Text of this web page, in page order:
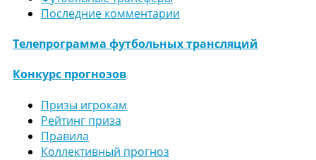
Последние комментарии
Телепрограмма футбольных трансляций
Конкурс прогнозов
Призы игрокам
Рейтинг приза
Правила
Коллективный прогноз